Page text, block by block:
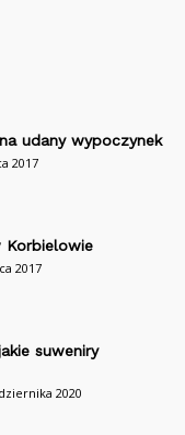
udany wypoczynek
2017
Korbielowie
2017
suweniry
2020